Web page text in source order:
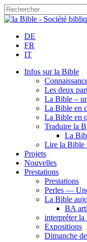
DE
FR
IT
Infos sur la Bible
Les deux
La Bible –
La Bible en
La Bible en
Traduire la
La
Lire la Bible
Projets
Nouvelles
Prestations
Prestations
Perles —
La Bible
BA
interpréter
Expositions
Dimanche